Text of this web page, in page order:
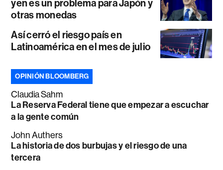
yen es un problema para Japón y
otras monedas
Así cerró el riesgo país en
Latinoamérica en el mes de julio
OPINIÓN BLOOMBERG
Claudia Sahm
La Reserva Federal tiene que empezar a escuchar
a la gente común
John Authers
La historia de dos burbujas y el riesgo de una
tercera